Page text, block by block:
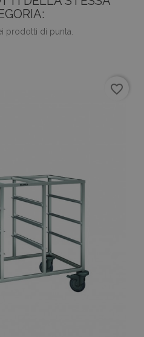
prodotti di punta.
favorite_border